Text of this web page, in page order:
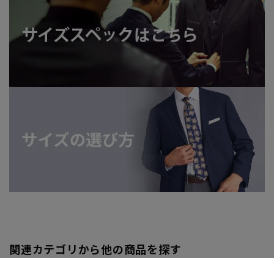
関連カテゴリから他の商品を探す